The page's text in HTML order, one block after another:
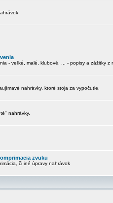
- veľké, malé, klubové, ... - popisy a zážitky z
nahrávky, ktoré stoja za vypočutie.
nahrávky.
zvuku
či iné úpravy nahrávok